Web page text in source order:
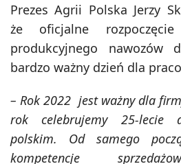
Prezes Agrii Polska Jerzy
że oficjalne
produkcyjnego nawozów
bardzo ważny dzień dla
– Rok 2022 jest ważny dla
rok celebrujemy 25-lecie
polskim. Od samego
kompetencje